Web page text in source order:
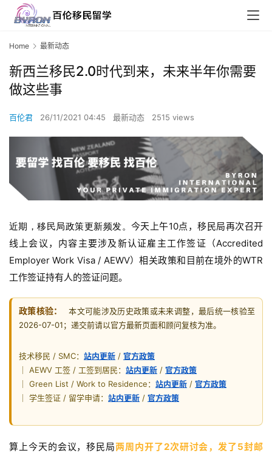
Home 最新动态
新西兰移民2.0时代到来，未来半年你需要
做这些事
百伦君 26/11/2021 04:45 最新动态 2515 views
近期，移民局政策更新频发。 今天上午10点，移民局再次召开
线上会议，内容主要涉及新认证雇主工作签证（Accredited
Employer Work Visa / AEWV）相关政策和目前在境外的WTR
工作签证持有人的签证问题。
政策核验：
本文可能涉及历史政策或未来调整，最后统一核验至
2026-07-01；递交前请以官方最新页面和顾问复核为准。
技术移民 / SMC： 站内更新 / 官方政策
｜ AEWV 工签 / 工签到居民： 站内更新 / 官方政策
｜ Green List / Work to Residence： 站内更新 / 官方政策
｜ 学生签证 / 留学申请： 站内更新 / 官方政策
算上今天的会议，移民局两周内开了2次研讨会，发了5封邮